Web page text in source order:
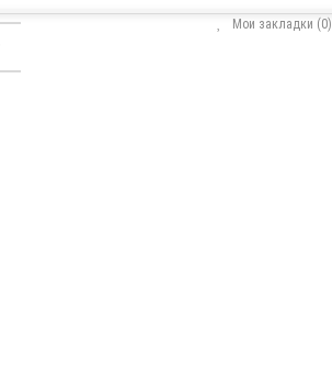
Мои закладки (0)